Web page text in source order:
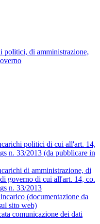
politici, di amministrazione,
politici di cui all'art. 14,
n. 33/2013 (da pubblicare in
di amministrazione, di
governo di cui all'art. 14, co.
n. 33/2013
(documentazione da
sito web)
comunicazione dei dati